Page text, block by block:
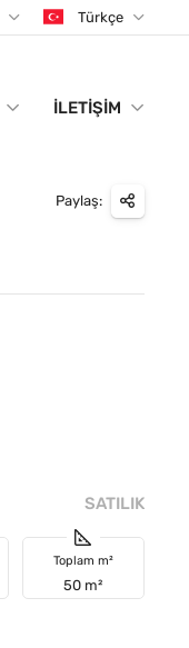
Türkçe
İLETIŞIM
Paylaş:
SATILIK
Toplam m²
50 m²